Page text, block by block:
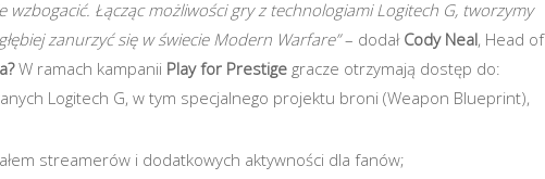
wzbogacić. Łącząc możliwości gry z technologiami Logitech G, tworzymy
zanurzyć się w świecie Modern Warfare”– dodał Cody Neal, Head of
W ramach kampanii Play for Prestige gracze otrzymają dostęp do:
Logitech G, w tym specjalnego projektu broni (Weapon Blueprint),
streamerów i dodatkowych aktywności dla fanów;